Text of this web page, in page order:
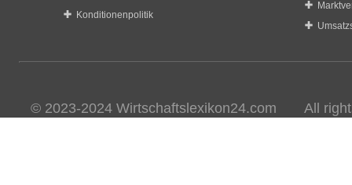
Konditionenpolitik
© 2023-2024 Wirtschaftslexikon24.com All